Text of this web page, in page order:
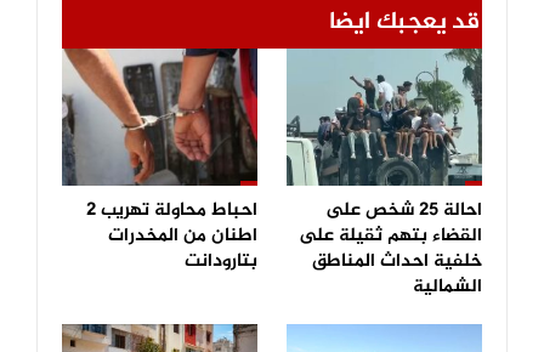
قد يعجبك ايضا
احالة 25 شخص على
القضاء بتهم ثقيلة على
خلفية احداث المناطق
الشمالية
احباط محاولة تهريب 2
اطنان من المخدرات
بتارودانت